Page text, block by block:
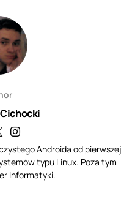
Androida od pierwszej
typu Linux. Poza tym
Informatyki.